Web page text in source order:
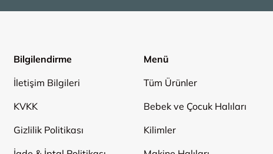
Bilgilendirme
İletişim Bilgileri
KVKK
Gizlilik Politikası
Menü
Tüm Ürünler
Bebek ve Çocuk Halıları
Kilimler